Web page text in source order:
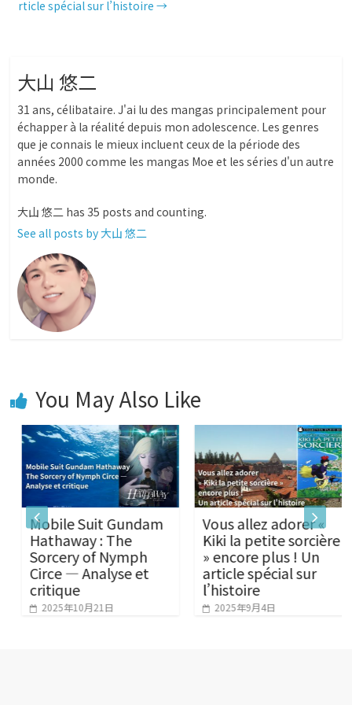
k e p
rticle spécial sur l’histoire→
大山 悠二
31 ans, célibataire. J'ai lu des mangas principalement pour
échapper à la réalité depuis mon adolescence. Les genres
que je connais le mieux incluent ceux de la période des
années 2000 comme les mangas Moe et les séries d'un autre
monde.
大山 悠二 has 35 posts and counting.
See all posts by 大山 悠二
You May Also Like
Mobile Suit Gundam
Hathaway : The
Sorcery of Nymph
Circe — Analyse et
critique
2025年10月21日
Vous allez adorer «
Kiki la petite sorcière
» encore plus ! Un
article spécial sur
l’histoire
2025年9月4日